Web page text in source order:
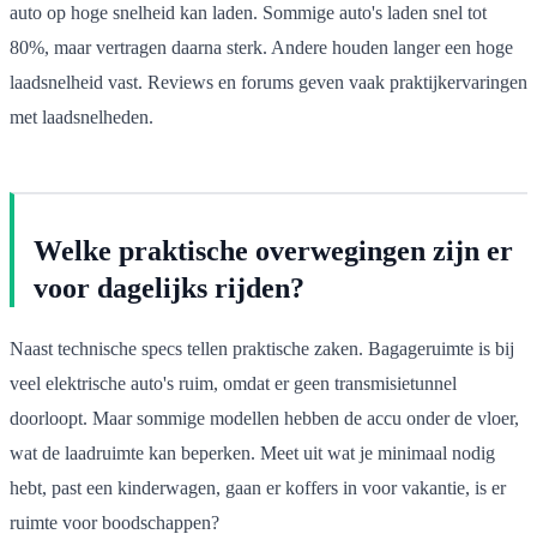
auto op hoge snelheid kan laden. Sommige auto's laden snel tot
80%, maar vertragen daarna sterk. Andere houden langer een hoge
laadsnelheid vast. Reviews en forums geven vaak praktijkervaringen
met laadsnelheden.
Welke praktische overwegingen zijn er
voor dagelijks rijden?
Naast technische specs tellen praktische zaken. Bagageruimte is bij
veel elektrische auto's ruim, omdat er geen transmisietunnel
doorloopt. Maar sommige modellen hebben de accu onder de vloer,
wat de laadruimte kan beperken. Meet uit wat je minimaal nodig
hebt, past een kinderwagen, gaan er koffers in voor vakantie, is er
ruimte voor boodschappen?